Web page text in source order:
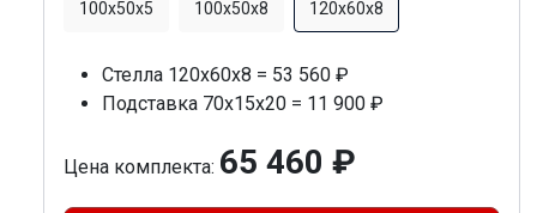
100х50х5 100х50х8 120х60х8
Стелла 120х60х8 = 53 560 ₽
Подставка 70х15х20 = 11 900 ₽
Цена комплекта: 65 460 ₽